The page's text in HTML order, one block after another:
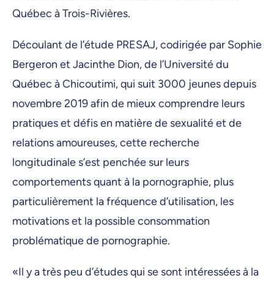
Québec à Trois-Rivières.
Découlant de l’étude PRESAJ, codirigée par Sophie
Bergeron et Jacinthe Dion, de l’Université du
Québec à Chicoutimi, qui suit 3000 jeunes depuis
novembre 2019 afin de mieux comprendre leurs
pratiques et défis en matière de sexualité et de
relations amoureuses, cette recherche
longitudinale s’est penchée sur leurs
comportements quant à la pornographie, plus
particulièrement la fréquence d’utilisation, les
motivations et la possible consommation
problématique de pornographie.
«Il y a très peu d’études qui se sont intéressées à la